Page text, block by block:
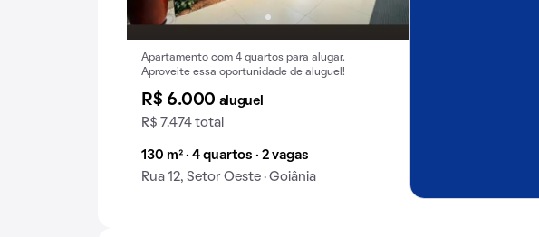
Apartamento com 4 quartos para alugar.
Aproveite essa oportunidade de aluguel!
R$ 6.000 aluguel
R$ 7.474 total
130 m² · 4 quartos · 2 vagas
Rua 12, Setor Oeste · Goiânia